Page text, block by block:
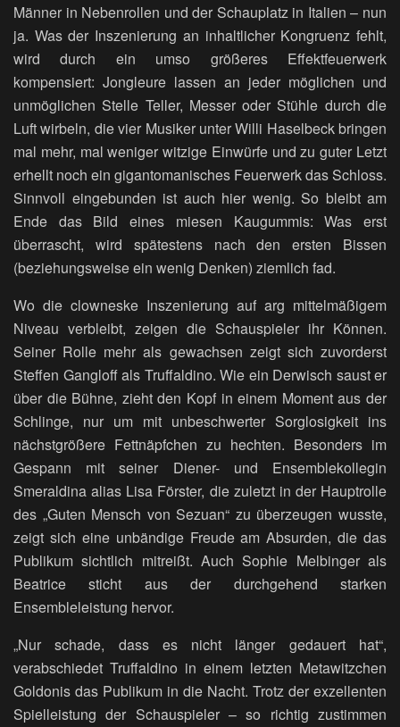
Männer in Nebenrollen und der Schauplatz in Italien – nun
ja. Was der Inszenierung an inhaltlicher Kongruenz fehlt,
wird durch ein umso größeres Effektfeuerwerk
kompensiert: Jongleure lassen an jeder möglichen und
unmöglichen Stelle Teller, Messer oder Stühle durch die
Luft wirbeln, die vier Musiker unter Willi Haselbeck bringen
mal mehr, mal weniger witzige Einwürfe und zu guter Letzt
erhellt noch ein gigantomanisches Feuerwerk das Schloss.
Sinnvoll eingebunden ist auch hier wenig. So bleibt am
Ende das Bild eines miesen Kaugummis: Was erst
überrascht, wird spätestens nach den ersten Bissen
(beziehungsweise ein wenig Denken) ziemlich fad.
Wo die clowneske Inszenierung auf arg mittelmäßigem
Niveau verbleibt, zeigen die Schauspieler ihr Können.
Seiner Rolle mehr als gewachsen zeigt sich zuvorderst
Steffen Gangloff als Truffaldino. Wie ein Derwisch saust er
über die Bühne, zieht den Kopf in einem Moment aus der
Schlinge, nur um mit unbeschwerter Sorglosigkeit ins
nächstgrößere Fettnäpfchen zu hechten. Besonders im
Gespann mit seiner Diener- und Ensemblekollegin
Smeraldina alias Lisa Förster, die zuletzt in der Hauptrolle
des „Guten Mensch von Sezuan“ zu überzeugen wusste,
zeigt sich eine unbändige Freude am Absurden, die das
Publikum sichtlich mitreißt. Auch Sophie Melbinger als
Beatrice sticht aus der durchgehend starken
Ensembleleistung hervor.
„Nur schade, dass es nicht länger gedauert hat“,
verabschiedet Truffaldino in einem letzten Metawitzchen
Goldonis das Publikum in die Nacht. Trotz der exzellenten
Spielleistung der Schauspieler – so richtig zustimmen